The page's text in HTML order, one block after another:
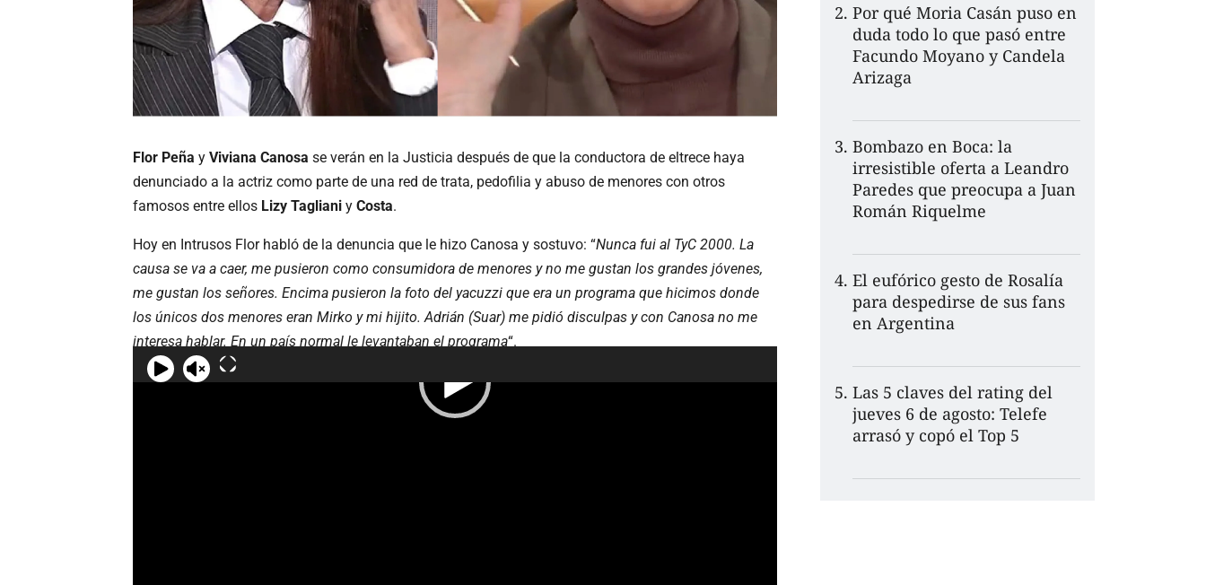
Flor Peña y Viviana Canosa se verán en la Justicia después de que la conductora de eltrece haya
denunciado a la actriz como parte de una red de trata, pedofilia y abuso de menores con otros
famosos entre ellos Lizy Tagliani y Costa.
Hoy en Intrusos Flor habló de la denuncia que le hizo Canosa y sostuvo: “Nunca fui al TyC 2000. La
causa se va a caer, me pusieron como consumidora de menores y no me gustan los grandes jóvenes,
me gustan los señores. Encima pusieron la foto del yacuzzi que era un programa que hicimos donde
los únicos dos menores eran Mirko y mi hijito. Adrián (Suar) me pidió disculpas y con Canosa no me
interesa hablar. En un país normal le levantaban el programa“.
Por qué Moria Casán puso en
duda todo lo que pasó entre
Facundo Moyano y Candela
Arizaga
Bombazo en Boca: la
irresistible oferta a Leandro
Paredes que preocupa a Juan
Román Riquelme
El eufórico gesto de Rosalía
para despedirse de sus fans
en Argentina
Las 5 claves del rating del
jueves 6 de agosto: Telefe
arrasó y copó el Top 5